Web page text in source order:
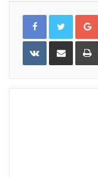
VKontakteShare
Email